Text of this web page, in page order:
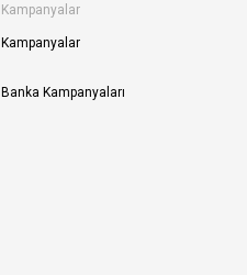
Kampanyalar
Kampanyalar
Banka Kampanyaları